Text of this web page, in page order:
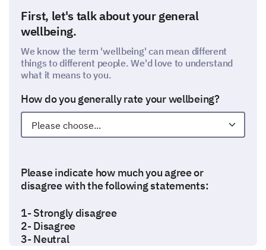
First, let's talk about your general
wellbeing.
We know the term 'wellbeing' can mean different
things to different people. We'd love to understand
what it means to you.
How do you generally rate your wellbeing?
Please indicate how much you agree or
disagree with the following statements:
1- Strongly disagree
2- Disagree
3- Neutral